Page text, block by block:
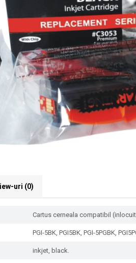
uri (0)
Cartus cerneala compatibil
PGI-5BK, PGI5BK, PGI-5PGBK,
inkjet, black.